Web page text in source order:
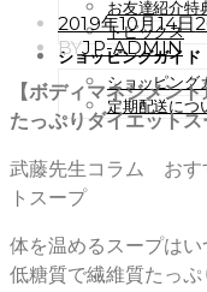
お友達紹介特
トピックス
ショッピングガイド
ショッピング
定期配送につ
POSTED
ON
2019年10月14日
BYJP-ADMIN
【ボディマネジメン
たっぷりダイエットス
武藤先生コラム おす
トスープ
体を温めるスープはい
低糖質で繊維質たっ